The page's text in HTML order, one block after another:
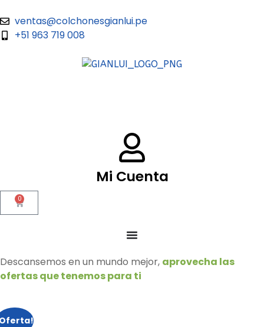
ventas@colchonesgianlui.pe
+51 963 719 008
Mi Cuenta
0
Descansemos en un mundo mejor, aprovecha las
ofertas que tenemos para ti